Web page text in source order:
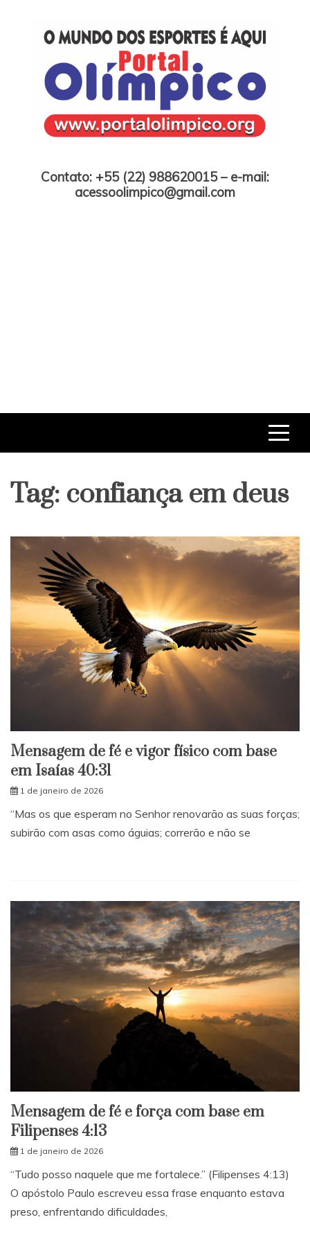
Contato: +55 (22) 988620015 – e-mail:
acessoolimpico@gmail.com
Tag: confiança em deus
Mensagem de fé e vigor físico com base
em Isaías 40:31
1 de janeiro de 2026
“Mas os que esperam no Senhor renovarão as suas forças;
subirão com asas como águias; correrão e não se
Mensagem de fé e força com base em
Filipenses 4:13
1 de janeiro de 2026
“Tudo posso naquele que me fortalece.” (Filipenses 4:13)
O apóstolo Paulo escreveu essa frase enquanto estava
preso, enfrentando dificuldades,